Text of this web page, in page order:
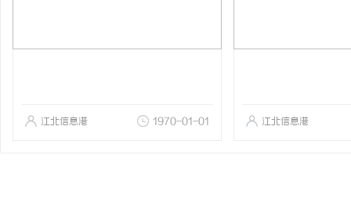
江北信息港 1970-01-01 江北信息港